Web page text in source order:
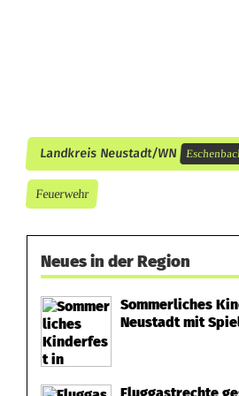
Landkreis Neustadt/WN
Feuerwehr
Neues in der Region
Sommerliches
Neustadt mit